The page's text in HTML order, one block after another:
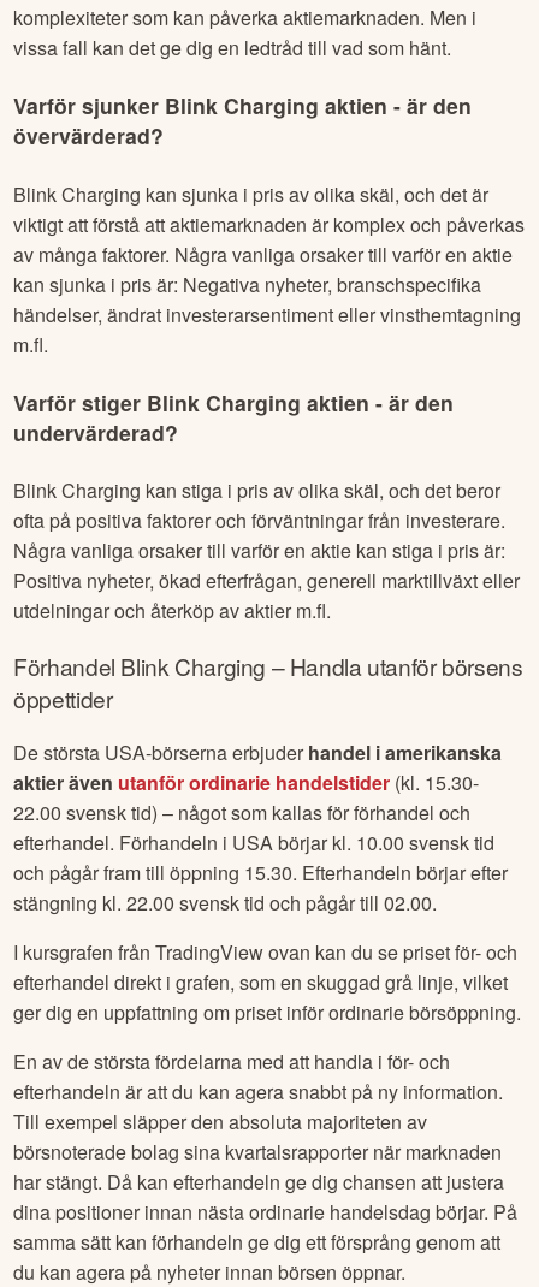
komplexiteter som kan påverka aktiemarknaden. Men i
vissa fall kan det ge dig en ledtråd till vad som hänt.
Varför sjunker Blink Charging aktien - är den
övervärderad?
Blink Charging kan sjunka i pris av olika skäl, och det är
viktigt att förstå att aktiemarknaden är komplex och påverkas
av många faktorer. Några vanliga orsaker till varför en aktie
kan sjunka i pris är: Negativa nyheter, branschspecifika
händelser, ändrat investerarsentiment eller vinsthemtagning
m.fl.
Varför stiger Blink Charging aktien - är den
undervärderad?
Blink Charging kan stiga i pris av olika skäl, och det beror
ofta på positiva faktorer och förväntningar från investerare.
Några vanliga orsaker till varför en aktie kan stiga i pris är:
Positiva nyheter, ökad efterfrågan, generell marktillväxt eller
utdelningar och återköp av aktier m.fl.
Förhandel Blink Charging – Handla utanför börsens
öppettider
De största USA-börserna erbjuder handel i amerikanska
aktier även utanför ordinarie handelstider (kl. 15.30-
22.00 svensk tid) – något som kallas för förhandel och
efterhandel. Förhandeln i USA börjar kl. 10.00 svensk tid
och pågår fram till öppning 15.30. Efterhandeln börjar efter
stängning kl. 22.00 svensk tid och pågår till 02.00.
I kursgrafen från TradingView ovan kan du se priset för- och
efterhandel direkt i grafen, som en skuggad grå linje, vilket
ger dig en uppfattning om priset inför ordinarie börsöppning.
En av de största fördelarna med att handla i för- och
efterhandeln är att du kan agera snabbt på ny information.
Till exempel släpper den absoluta majoriteten av
börsnoterade bolag sina kvartalsrapporter när marknaden
har stängt. Då kan efterhandeln ge dig chansen att justera
dina positioner innan nästa ordinarie handelsdag börjar. På
samma sätt kan förhandeln ge dig ett försprång genom att
du kan agera på nyheter innan börsen öppnar.